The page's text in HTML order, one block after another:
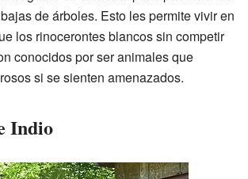
de árboles. Esto les permite vivir en
los rinocerontes blancos sin competir
conocidos por ser animales que
si se sienten amenazados.
Indio